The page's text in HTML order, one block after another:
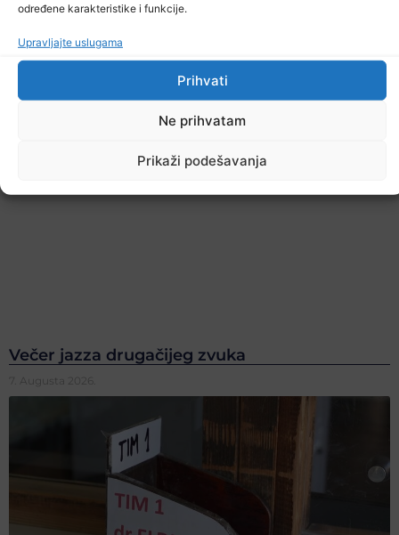
određene karakteristike i funkcije.
Upravljajte uslugama
Prihvati
Ne prihvatam
Prikaži podešavanja
Večer jazza drugačijeg zvuka
7. Augusta 2026.